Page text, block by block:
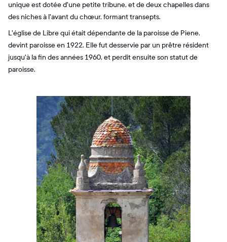
unique est dotée d'une petite tribune, et de deux chapelles dans
des niches à l'avant du chœur, formant transepts.
L'église de Libre qui était dépendante de la paroisse de Piene,
devint paroisse en 1922. Elle fut desservie par un prêtre résident
jusqu'à la fin des années 1960, et perdit ensuite son statut de
paroisse.